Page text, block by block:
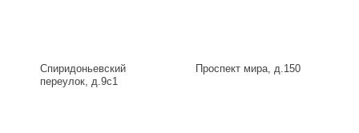
Спиридоньевский
переулок, д.9с1
Проспект мира, д.150